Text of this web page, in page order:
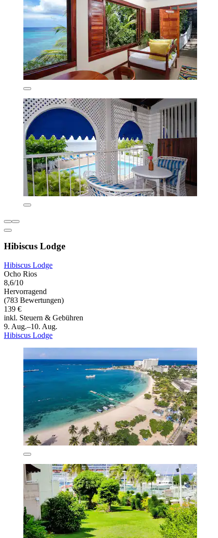
Hibiscus Lodge
Hibiscus Lodge
Ocho Rios
8,6/10
Hervorragend
(783 Bewertungen)
139 €
inkl. Steuern & Gebühren
9. Aug.–10. Aug.
Hibiscus Lodge